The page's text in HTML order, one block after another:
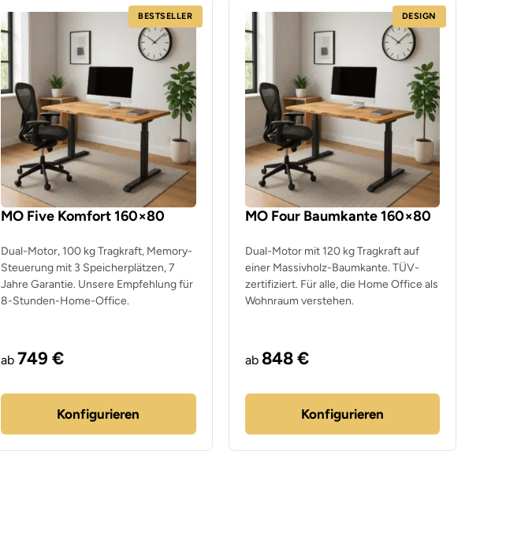
BESTSELLER
MO Five Komfort 160×80
Dual-Motor, 100 kg Tragkraft, Memory-
Steuerung mit 3 Speicherplätzen, 7
Jahre Garantie. Unsere Empfehlung für
8-Stunden-Home-Office.
ab 749 €
Konfigurieren
DESIGN
MO Four Baumkante 160×80
Dual-Motor mit 120 kg Tragkraft auf
einer Massivholz-Baumkante. TÜV-
zertifiziert. Für alle, die Home Office als
Wohnraum verstehen.
ab 848 €
Konfigurieren